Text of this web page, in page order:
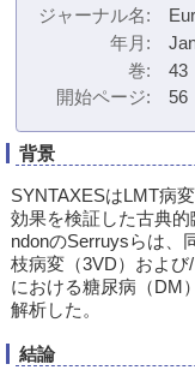
ジャーナル名
年月
巻
43
開始ページ
56
背景
SYNTAXESはLMT病
効果を検証した古典
ndonのSerruysらは、
枝病変（3VD）およ
における糖尿病（DM
解析した。
結論